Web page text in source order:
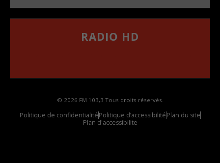
RADIO HD
© 2026 FM 103,3 Tous droits réservés.
Politique de confidentialitéPolitique d’accessibilitéPlan du site
Plan d'accessibilite